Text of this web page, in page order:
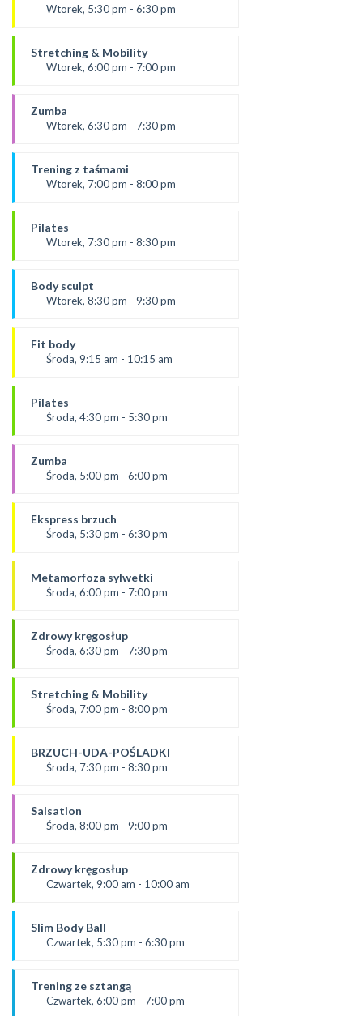
SALA 2
Wtorek, 5:30 pm - 6:30 pm
Ola B
*Zajęcia dla dorosłych i dzieci
Stretching & Mobility
Wtorek, 6:00 pm - 7:00 pm
Aneta J
*Zajęcia dla dorosłych i dzieci
Zumba
Wtorek, 6:30 pm - 7:30 pm
Kasia K.
*Zajęcia dla dorosłych i dzieci
Trening z taśmami
Wtorek, 7:00 pm - 8:00 pm
prowadząca:
Karolina
Pilates
Wtorek, 7:30 pm - 8:30 pm
Paulina
*Zajęcia dla dorosłych i dzieci
Body sculpt
Wtorek, 8:30 pm - 9:30 pm
Aneta
SALA 1
Fit body
Środa, 9:15 am - 10:15 am
Justyna
*Zajęcia dla dorosłych i dzieci
Pilates
Środa, 4:30 pm - 5:30 pm
Żaneta
SALA 1
Zumba
Środa, 5:00 pm - 6:00 pm
Ola P
*Zajęcia dla dorosłych i dzieci
Ekspress brzuch
Środa, 5:30 pm - 6:30 pm
Ola B.
*Zajęcia dla dorosłych i dzieci
Metamorfoza sylwetki
Środa, 6:00 pm - 7:00 pm
Dominika F
SALA 2
Zdrowy kręgosłup
Środa, 6:30 pm - 7:30 pm
Ania
*Zajęcia dla dorosłych i dzieci
Stretching & Mobility
Środa, 7:00 pm - 8:00 pm
Żaneta
*Zajęcia dla dorosłych i dzieci
BRZUCH-UDA-POŚLADKI
Środa, 7:30 pm - 8:30 pm
Agata
*Zajęcia dla dorosłych i dzieci
Salsation
Środa, 8:00 pm - 9:00 pm
Asia
SALA 2
Zdrowy kręgosłup
Czwartek, 9:00 am - 10:00 am
Ania
*Zajęcia dla dorosłych i dzieci
Slim Body Ball
Czwartek, 5:30 pm - 6:30 pm
Ola C.
SALA 1
Trening ze sztangą
Czwartek, 6:00 pm - 7:00 pm